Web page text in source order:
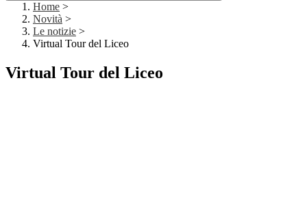
Home >
Novità >
Le notizie >
Virtual Tour del Liceo
Virtual Tour del Liceo